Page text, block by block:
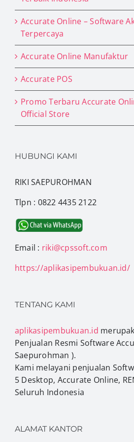
Accurate Online – Software
Terpercaya
Accurate Online Manufaktur
Accurate POS
Promo Terbaru Accurate
Official Store
HUBUNGI KAMI
RIKI SAEPUROHMAN
Tlpn : 0822 4435 2122
Email : riki@cpssoft.com
https://aplikasipembukuan.id/
TENTANG KAMI
aplikasipembukuan.id
Penjualan Resmi Software
Saepurohman ).
Kami melayani penjualan
5 Desktop, Accurate Online,
Seluruh Indonesia
ALAMAT KANTOR